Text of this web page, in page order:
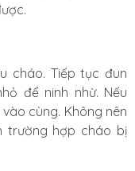
cháo. Tiếp tục đun
để ninh nhừ. Nếu
cùng. Không nên
trường hợp cháo bị